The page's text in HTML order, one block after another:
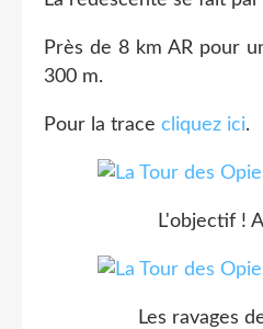
Près de 8 km AR pour
300 m.
Pour la trace cliquez ici.
L'objectif !
Les ravages